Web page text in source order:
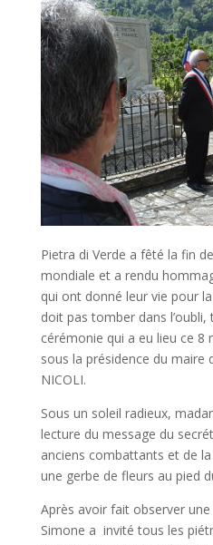
Pietra di Verde a fêté la fin
mondiale et a rendu
qui ont donné leur vie pour
doit pas tomber dans l’oubli,
cérémonie qui a eu lieu ce 8
sous la présidence du maire
NICOLI.
Sous un soleil radieux,
lecture du message du
anciens combattants et de
une gerbe de fleurs au pied
Après avoir fait observer
Simone a invité tous les